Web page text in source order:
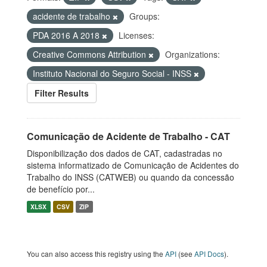
acidente de trabalho
Groups:
PDA 2016 A 2018
Licenses:
Creative Commons Attribution
Organizations:
Instituto Nacional do Seguro Social - INSS
Filter Results
Comunicação de Acidente de Trabalho - CAT
Disponibilização dos dados de CAT, cadastradas no
sistema informatizado de Comunicação de Acidentes do
Trabalho do INSS (CATWEB) ou quando da concessão
de benefício por...
XLSX CSV ZIP
You can also access this registry using the API (see API Docs).